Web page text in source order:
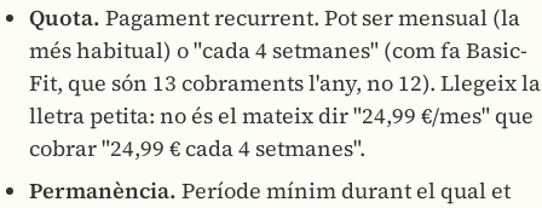
Quota. Pagament recurrent. Pot ser mensual (la
més habitual) o "cada 4 setmanes" (com fa Basic-
Fit, que són 13 cobraments l'any, no 12). Llegeix la
lletra petita: no és el mateix dir "24,99 €/mes" que
cobrar "24,99 € cada 4 setmanes".
Permanència. Període mínim durant el qual et